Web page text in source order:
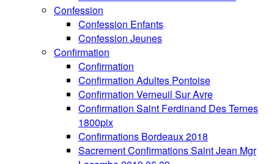
Confession
Confession Enfants
Confession Jeunes
Confirmation
Confirmation
Confirmation Adultes Pontoise
Confirmation Verneuil Sur Avre
Confirmation Saint Ferdinand Des Ternes
1800pix
Confirmations Bordeaux 2018
Sacrement Confirmations Saint Jean Mgr